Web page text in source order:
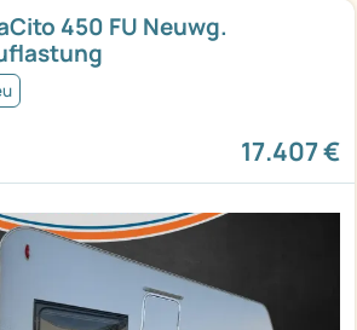
450 FU Neuwg.
17.407 €